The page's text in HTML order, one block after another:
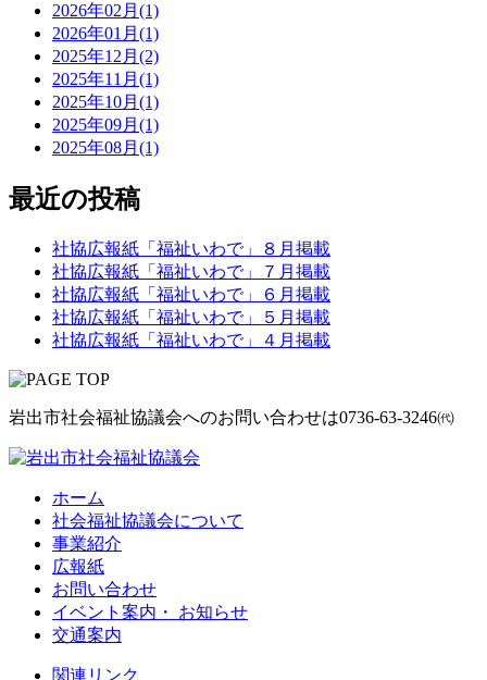
2026年02月(1)
2026年01月(1)
2025年12月(2)
2025年11月(1)
2025年10月(1)
2025年09月(1)
2025年08月(1)
最近の投稿
社協広報紙「福祉いわで」８月掲載
社協広報紙「福祉いわで」７月掲載
社協広報紙「福祉いわで」６月掲載
社協広報紙「福祉いわで」５月掲載
社協広報紙「福祉いわで」４月掲載
岩出市社会福祉協議会へのお問い合わせは0736-63-3246㈹
ホーム
社会福祉協議会について
事業紹介
広報紙
お問い合わせ
イベント案内・ お知らせ
交通案内
関連リンク